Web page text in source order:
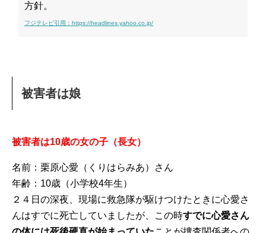
方針。
フジテレビ引用：https://headlines.yahoo.co.jp/
被害者は娘
被害者は10歳の女の子（長女）
名前：栗原心愛（くりはらみあ）さん
年齢：10歳（小学校4年生）
２４日の深夜、現場に救急隊が駆けつけたときに心愛さ
んはすでに死亡していましたが、この時すでに心愛さん